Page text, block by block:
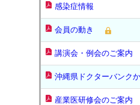
感染症情報
会員の動き
講演会・例会のご案内
沖縄県ドクターバンク
産業医研修会のご案内